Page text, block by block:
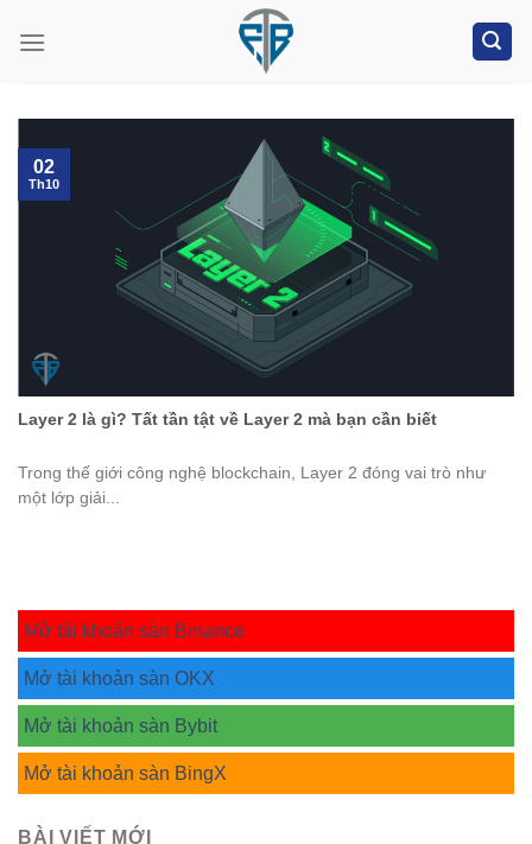
Layer 2 là gì? Tất tần tật về Layer 2 mà bạn cần biết
Trong thế giới công nghệ blockchain, Layer 2 đóng vai trò như
một lớp giải...
02
Th10
Mở tài khoản sàn Binance
Mở tài khoản sàn OKX
Mở tài khoản sàn Bybit
Mở tài khoản sàn BingX
BÀI VIẾT MỚI